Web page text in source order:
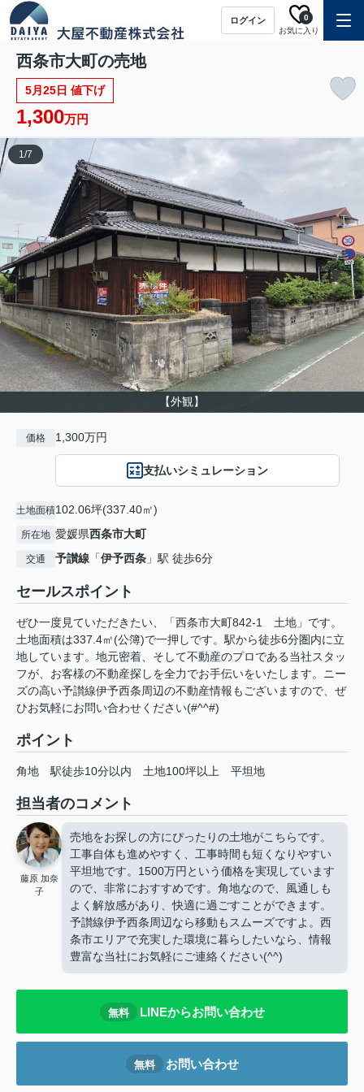
ログイン
お気に入り
0
西条市大町の売地
5月25日 値下げ
1,300万円
【外観】
1/7
価格 1,300万円
支払いシミュレーション
土地面積102.06坪(337.40㎡)
所在地 愛媛県西条市大町
交通 予讃線 「伊予西条 」駅 徒歩6分
セールスポイント
ぜひ一度見ていただきたい、「西条市大町842-1 土地」です。
土地面積は337.4㎡(公簿)で一押しです。駅から徒歩6分圏内に立
地しています。地元密着、そして不動産のプロである当社スタッ
フが、お客様の不動産探しを全力でお手伝いをいたします。ニー
ズの高い予讃線伊予西条周辺の不動産情報もございますので、ぜ
ひお気軽にお問い合わせください(#^^#)
ポイント
角地 駅徒歩10分以内 土地100坪以上 平坦地
担当者のコメント
藤原 加奈
子
売地をお探しの方にぴったりの土地がこちらです。
工事自体も進めやすく、工事時間も短くなりやすい
平坦地です。1500万円という価格を実現しています
ので、非常におすすめです。角地なので、風通しも
よく解放感があり、快適に過ごすことができます。
予讃線伊予西条周辺なら移動もスムーズですよ。西
条市エリアで充実した環境に暮らしたいなら、情報
豊富な当社にお気軽にご連絡ください(^^)
無料 LINEからお問い合わせ
無料 お問い合わせ